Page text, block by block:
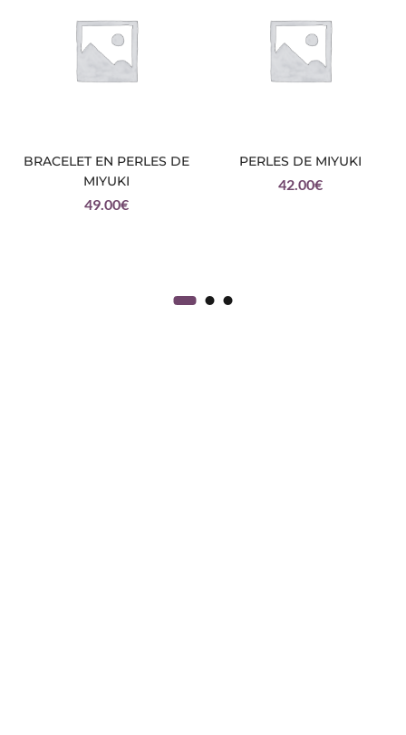
BRACELET EN PERLES DE
MIYUKI
49.00€
PERLES DE MIYUKI
42.00€